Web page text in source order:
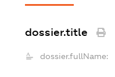
dossier.title
dossier.fullName: